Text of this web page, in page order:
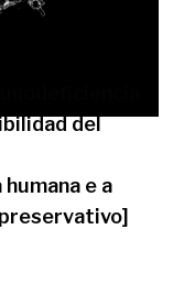
del
e a